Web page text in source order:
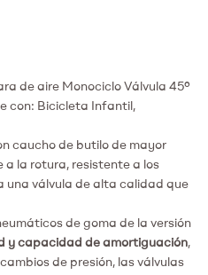
de aire Monociclo Válvula 45º
con: Bicicleta Infantil,
caucho de butilo de mayor
a la rotura, resistente a los
una válvula de alta calidad que
de goma de la versión
y capacidad de amortiguación,
de presión, las válvulas